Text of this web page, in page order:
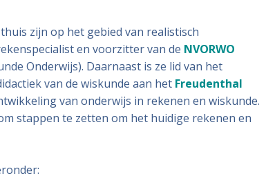
zijn op het gebied van realistisch
en voorzitter van de NVORWO
Onderwijs). Daarnaast is ze lid van het
van de wiskunde aan het Freudenthal
van onderwijs in rekenen en wiskunde.
stappen te zetten om het huidige rekenen en